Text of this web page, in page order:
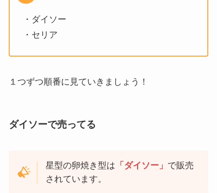
・ダイソー
・セリア
１つずつ順番に見ていきましょう！
ダイソーで売ってる
星型の卵焼き型は 「ダイソー」 で販売
されています。